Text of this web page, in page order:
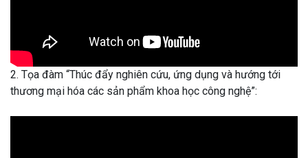
2. Tọa đàm “Thúc đẩy nghiên cứu, ứng dụng và hướng tới
thương mại hóa các sản phẩm khoa học công nghệ”: